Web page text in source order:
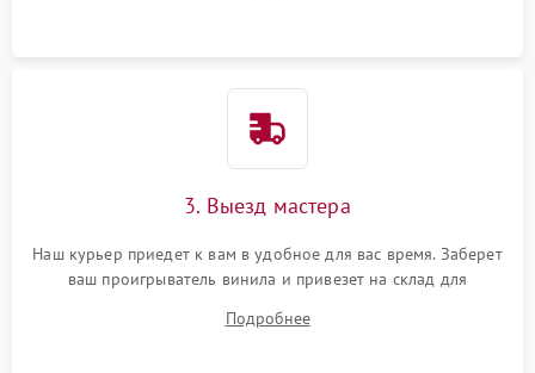
3. Выезд мастера
Наш курьер приедет к вам в удобное для вас время. Заберет
ваш проигрыватель винила и привезет на склад для
Подробнее